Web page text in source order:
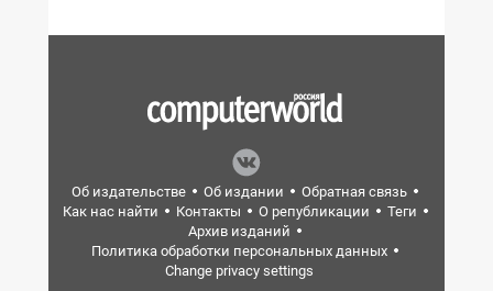
Об издательстве Об издании
Обратная связь
Как нас найти
Контакты О републикации
Теги
Архив изданий
Политика обработки персональных данных
Change privacy settings